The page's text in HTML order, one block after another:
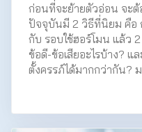
ก่อนที่จะย้ายตัวอ่อน จะต้
ปัจจุบันมี 2 วิธีที่นิยม คือ
กับ รอบใช้ฮอร์โมน แล้ว
ข้อดี-ข้อเสียอะไรบ้าง? แ
ตั้งครรภ์ได้มากกว่ากัน?